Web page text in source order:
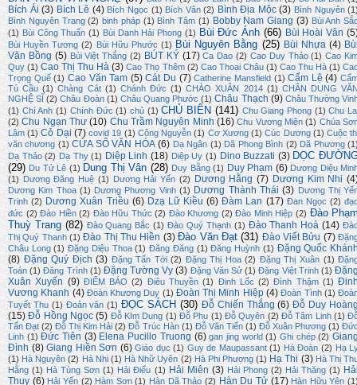
Bích Ái (3) Bích Lê (4) Bích Ngọc (1) Bích Vân (2) Bình Địa Mộc (3) Bình Nguyên
Bình Nguyên Trang (2) binh pháp (1) Bình Tâm (1) Bobby Nam Giang (3) Bùi Anh
(1) Bùi Công Thuấn (1) Bùi Danh Hải Phong (1) Bùi Đức Ánh (66) Bùi Hoài Vân
Bùi Huyền Tương (2) Bùi Hữu Phước (1) Bùi Nguyên Bằng (25) Bùi Nhựa (4)
Văn Bồng (5) Bùi Việt Thắng (2) BÚT KÝ (17) Ca Dao (2) Cao Duy Thảo (1) Cao
Quy (1) Cao Thị Thu Hà (3) Cao Thọ Thêm (2) Cao Thoại Châu (1) Cao Thu Hà (1)
Trọng Quế (1) Cao Văn Tam (5) Cát Du (7) Catherine Mansfield (1) Cẩm Lệ (4)
Tú Cầu (1) Chàng Cát (1) Chánh Đức (1) CHÀO XUÂN 2014 (1) CHÂN DUNG
NGHỆ SĨ (2) Châu Đoàn (1) Châu Quang Phước (1) Châu Thạch (9) Châu Thường
(1) Chí Anh (1) Chính Đức (1) chủ (1) CHỦ BIÊN (141) Chu Giang Phong (1) Chu
(2) Chu Ngạn Thư (10) Chu Trầm Nguyên Minh (16) Chu Vương Miện (1) Chúa
Lâm (1) Cỏ Dại (7) covid 19 (1) Công Nguyễn (1) Cơ Xương (1) Cúc Dương (1) Cuộc
văn chương (1) CỬA SỔ VĂN HÓA (6) Dạ Ngân (1) Dã Phong Bình (2) Dã Phương
Dạ Thảo (2) Dạ Thy (1) Diệp Linh (18) Diệp Uy (1) Dino Buzzati (3) DỌC
(29) Du Tử Lê (1) Dung Thị Vân (28) Duy Bằng (1) Duy Phạm (6) Dương Diệu
(1)
Dương Đăng Huệ (1) Dương Hải Yến (2) Dương Hằng (7) Dương Kim Nhi
Dương Kim Thoa (1) Dương Phương Vinh (1) Dương Thành Thái (3) Dương Thị
Trinh (2) Dương Xuân Triều (6) Dzạ Lữ Kiều (6) Đàm Lan (17) Đan Ngọc (2)
đức (2) Đào Hiền (2) Đào Hữu Thức (2) Đào Khương (2) Đào Minh Hiệp (2) Đào
Thuỳ Trang (82) Đào Quang Bắc (1) Đào Quý Thạnh (1) Đào Thanh Hoà (14)
Thị Quý Thanh (1) Đào Thị Thu Hiền (3) Đào Văn Đạt (31) Đào Viết Bửu (7)
Châu Long (1) Đặng Diệu Thoa (1) Đăng Đăng (1) Đăng Huỳnh (1) Đặng Quốc
(8) Đặng Quý Địch (3) Đặng Tấn Tới (2) Đặng Thị Hoa (2) Đặng Thị Xuân (1)
Toán (1) Đăng Trình (1) Đặng Tường Vy (3) Đặng Văn Sử (1) Đặng Việt Trinh (1)
Xuân Xuyến (9) ĐIỂM BÁO (2) Điêu Thuyền (1) Đinh Lốc (2) Đình Thậm (1)
Vương Khanh (4) Đoàn Khương Duy (1) Đoàn Thị Minh Hiệp (4) Đoàn Tình (1)
Tuyết Thu (1) Đoản văn (1) ĐỌC SÁCH (30) Đỗ Chiến Thắng (6) Đỗ Duy
(15) Đỗ Hồng Ngọc (5) Đỗ KIm Dung (1) Đỗ Phu (1) Đỗ Quyên (2) Đỗ Tâm Linh (1)
Tấn Đạt (2) Đỗ Thị Kim Hải (2) Đỗ Trúc Hàn (1) Đỗ Văn Tiến (1) Đỗ Xuân Phương (1)
Linh (1) Đức Tiên (3) Elena Pucillo Truong (6) gan jing world (1) Ghi chép (2)
Đình (8) Giang Hiền Sơn (6) Giáo dục (1) Guy de Maupassant (1) Hà Đoàn (2) Hạ
(1) Hà Nguyên (2) Hà Nhi (1) Hà Nhữ Uyên (2) Hà Phi Phượng (1) Hạ Thi (3) Hà Thị
Hằng (1) Hà Tùng Sơn (1) Hải Điểu (1) Hải Miên (3) Hải Phong (2) Hải Thăng (1)
Thuỵ (6) Hải Yến (2) Hàm Sơn (1) Hàn Dã Thảo (2) Hàn Du Tử (17) Hàn Hữu Yên